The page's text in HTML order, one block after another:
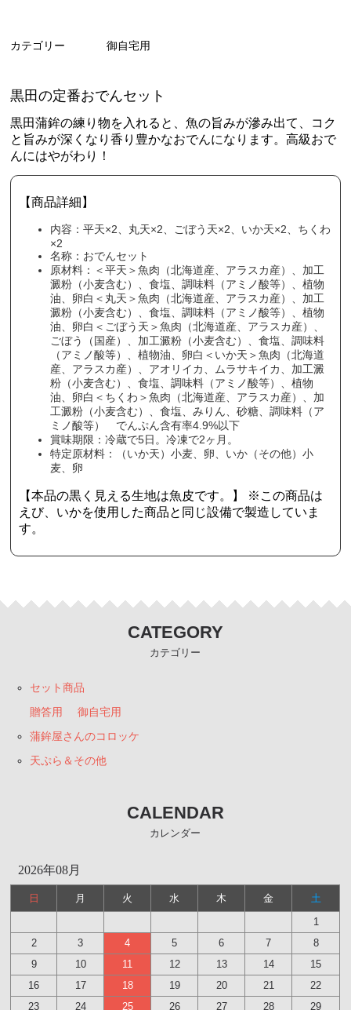
カテゴリー 御自宅用
黒田の定番おでんセット
黒田蒲鉾の練り物を入れると、魚の旨みが滲み出て、コク
と旨みが深くなり香り豊かなおでんになります。高級おで
んにはやがわり！
【商品詳細】
内容：平天×2、丸天×2、ごぼう天×2、いか天×2、ちくわ
×2
名称：おでんセット
原材料：＜平天＞魚肉（北海道産、アラスカ産）、加工
澱粉（小麦含む）、食塩、調味料（アミノ酸等）、植物
油、卵白＜丸天＞魚肉（北海道産、アラスカ産）、加工
澱粉（小麦含む）、食塩、調味料（アミノ酸等）、植物
油、卵白＜ごぼう天＞魚肉（北海道産、アラスカ産）、
ごぼう（国産）、加工澱粉（小麦含む）、食塩、調味料
（アミノ酸等）、植物油、卵白＜いか天＞魚肉（北海道
産、アラスカ産）、アオリイカ、ムラサキイカ、加工澱
粉（小麦含む）、食塩、調味料（アミノ酸等）、植物
油、卵白＜ちくわ＞魚肉（北海道産、アラスカ産）、加
工澱粉（小麦含む）、食塩、みりん、砂糖、調味料（ア
ミノ酸等） でんぷん含有率4.9%以下
賞味期限：冷蔵で5日。冷凍で2ヶ月。
特定原材料：（いか天）小麦、卵、いか（その他）小
麦、卵
【本品の黒く見える生地は魚皮です。】 ※この商品は
えび、いかを使用した商品と同じ設備で製造していま
す。
CATEGORY
カテゴリー
セット商品
贈答用
御自宅用
蒲鉾屋さんのコロッケ
天ぷら＆その他
CALENDAR
カレンダー
2026年08月
日 月 火 水 木 金
土
1
2
3 4 5 6 7
8
9
10 11 12 13 14
15
16
17 18 19 20 21
22
23
24 25 26 27 28
29